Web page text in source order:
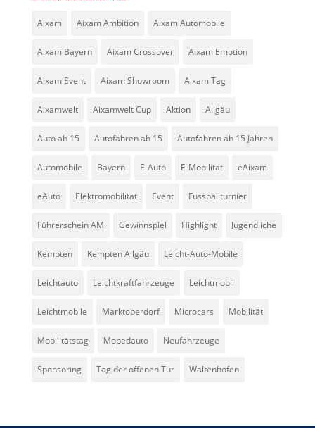
Aixam Aixam Ambition Aixam Automobile
Aixam Bayern Aixam Crossover Aixam Emotion
Aixam Event Aixam Showroom Aixam Tag
Aixamwelt Aixamwelt Cup Aktion Allgäu
Auto ab 15 Autofahren ab 15 Autofahren ab 15 Jahren
Automobile Bayern E-Auto E-Mobilität eAixam
eAuto Elektromobilität Event Fussballturnier
Führerschein AM Gewinnspiel Highlight Jugendliche
Kempten Kempten Allgäu Leicht-Auto-Mobile
Leichtauto Leichtkraftfahrzeuge Leichtmobil
Leichtmobile Marktoberdorf Microcars Mobilität
Mobilitätstag Mopedauto Neufahrzeuge
Sponsoring Tag der offenen Tür Waltenhofen